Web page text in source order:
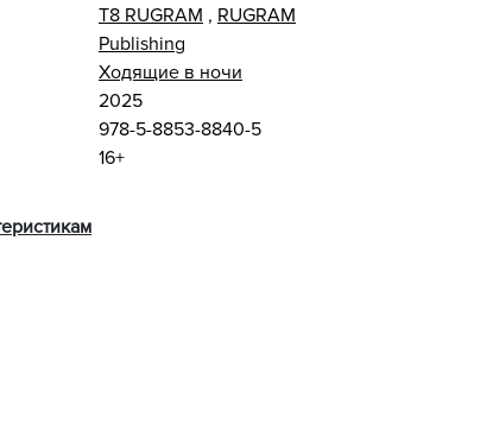
Т8 RUGRAM , RUGRAM
Publishing
Ходящие в ночи
2025
978-5-8853-8840-5
16+